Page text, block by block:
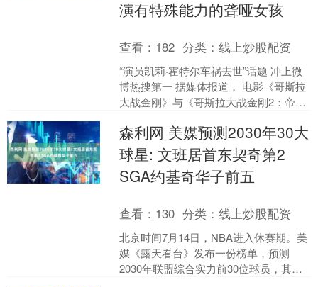
演有特殊能力的聋哑女孩
查看： 182 分类：线上炒股配资
“演员凯莉·霍特尔车祸去世”话题 冲上微
博热搜第一 据媒体报道， 电影《哥斯拉
大战金刚》与《哥斯拉大战金刚2：帝国
霍特尔离....
森利网 美媒预测2030年30大
球星: 文班居首东契奇第2
SGA约基奇华子前五
查看： 130 分类：线上炒股配资
北京时间7月14日，NBA进入休赛期。美
媒《露天看台》发布一份榜单，预测
2030年联盟综合实力前30位球员，其中